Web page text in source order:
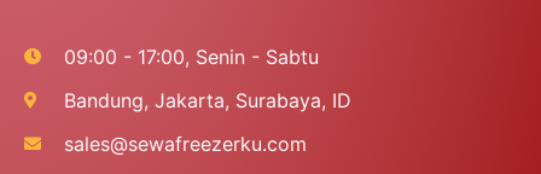
09:00 - 17:00, Senin - Sabtu
Bandung, Jakarta, Surabaya, ID
sales@sewafreezerku.com